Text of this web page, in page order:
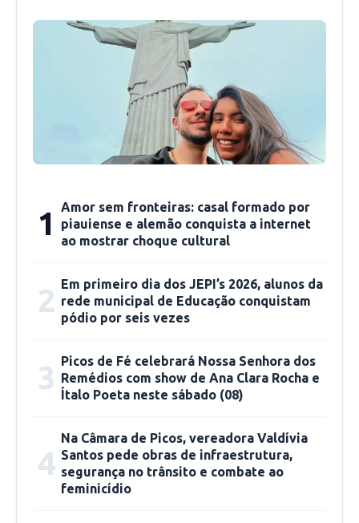
Desde então eles tem conversado com os
advogados inscritos na OAB – Subsecção de
1
Amor sem fronteiras: casal formado por
piauiense e alemão conquista a internet
ao mostrar choque cultural
2 Em primeiro dia dos JEPI’s 2026, alunos da
rede municipal de Educação conquistam
pódio por seis vezes
3 Picos de Fé celebrará Nossa Senhora dos
Remédios com show de Ana Clara Rocha e
Ítalo Poeta neste sábado (08)
4
Na Câmara de Picos, vereadora Valdívia
Santos pede obras de infraestrutura,
segurança no trânsito e combate ao
feminicídio